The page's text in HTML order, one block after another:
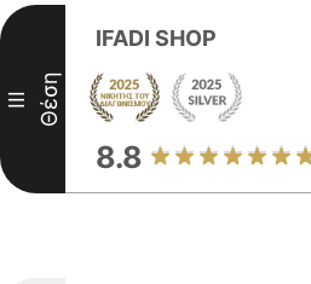
III Θέση
IFADI SHOP
8.8